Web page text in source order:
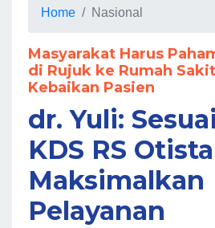
Home Nasional
Masyarakat Harus
di Rujuk ke Rumah
Kebaikan Pasien
dr. Yuli:
KDS RS
Maksimalkan
Pelayanan